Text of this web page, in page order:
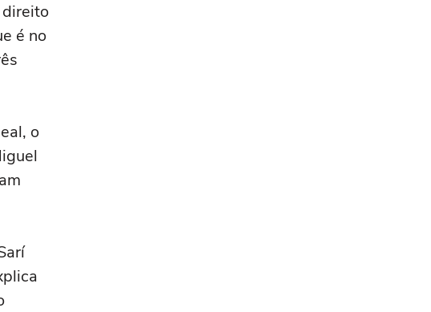
direito
é no
o